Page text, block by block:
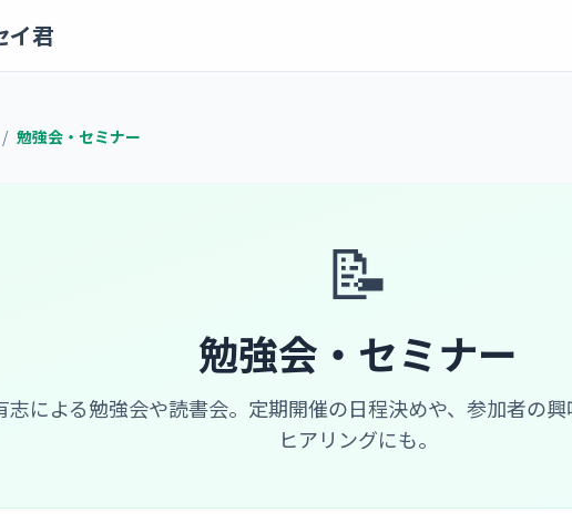
イ君
/ 勉強会・セミナー
📝
勉強会・セミナー
志による勉強会や読書会。定期開催の日程決めや、参加者の
ヒアリングにも。